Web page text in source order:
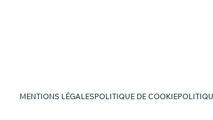
MENTIONS LÉGALESPOLITIQUE DE COOKIE